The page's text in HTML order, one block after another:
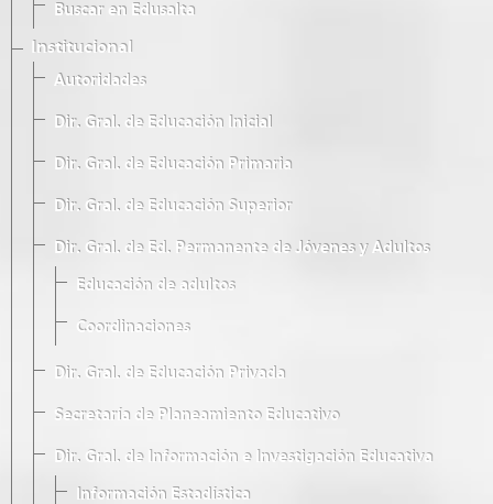
Buscar en Edusalta
Institucional
Autoridades
Dir. Gral. de Educación Inicial
Dir. Gral. de Educación Primaria
Dir. Gral. de Educación Superior
Dir. Gral. de Ed. Permanente de Jóvenes y Adultos
Educación de adultos
Coordinaciones
Dir. Gral. de Educación Privada
Secretaría de Planeamiento Educativo
Dir. Gral. de Información e Investigación Educativa
Información Estadística